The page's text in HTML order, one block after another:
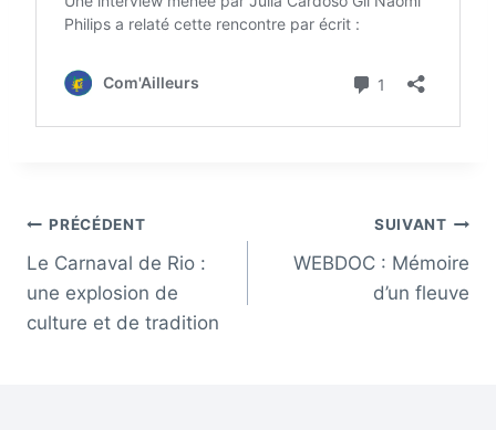
Navigation
de
l’article
PRÉCÉDENT
Le Carnaval de Rio :
une explosion de
culture et de tradition
SUIVANT
WEBDOC : Mémoire
d’un fleuve